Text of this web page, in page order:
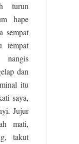
turun
hape
sempat
tempat
nangis
dan
itu
saya,
Jujur
mati,
takut